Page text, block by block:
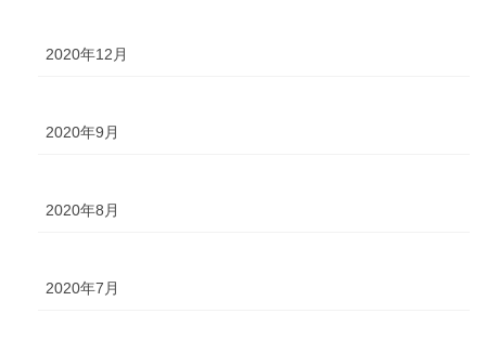
2020年12月
2020年9月
2020年8月
2020年7月